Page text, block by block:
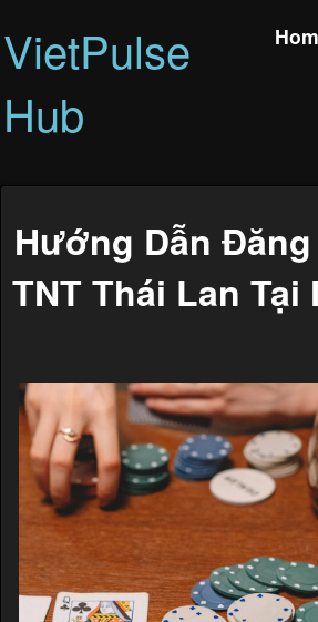
VietPulse
Hub
Hướng Dẫn Đăng
TNT Thái Lan Tại